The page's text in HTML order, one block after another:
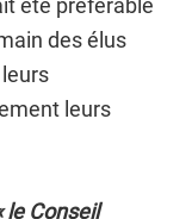
été préférable
des élus
leurs
le Conseil